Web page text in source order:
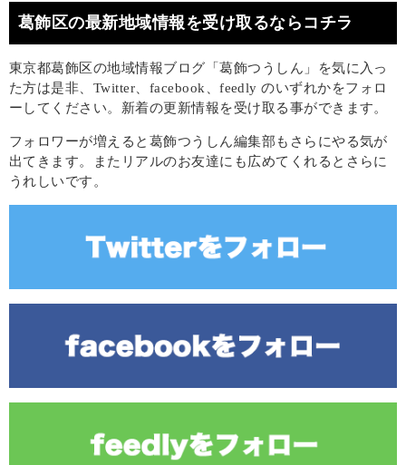
葛飾区の最新地域情報を受け取るならコチラ
東京都葛飾区の地域情報ブログ「葛飾つうしん」を気に入っ
た方は是非、Twitter、facebook、feedly のいずれかをフォロ
ーしてください。新着の更新情報を受け取る事ができます。
フォロワーが増えると葛飾つうしん編集部もさらにやる気が
出てきます。またリアルのお友達にも広めてくれるとさらに
うれしいです。